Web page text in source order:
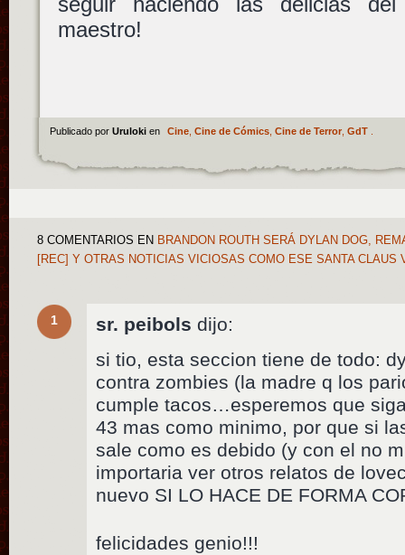
maestro!
Publicado por Uruloki en Cine, Cine de Cómics, Cine de Terror, GdT.
8 COMENTARIOS EN BRANDON ROUTH SERÁ DYLAN DOG,
[REC] Y OTRAS NOTICIAS VICIOSAS COMO ESE SANTA
1 sr. peibols dijo:
si tio, esta seccion tiene de todo:
contra zombies (la madre q los
cumple tacos…esperemos que
43 mas como minimo, por que si
sale como es debido (y con el no
importaria ver otros relatos de
nuevo SI LO HACE DE FORMA
felicidades genio!!!